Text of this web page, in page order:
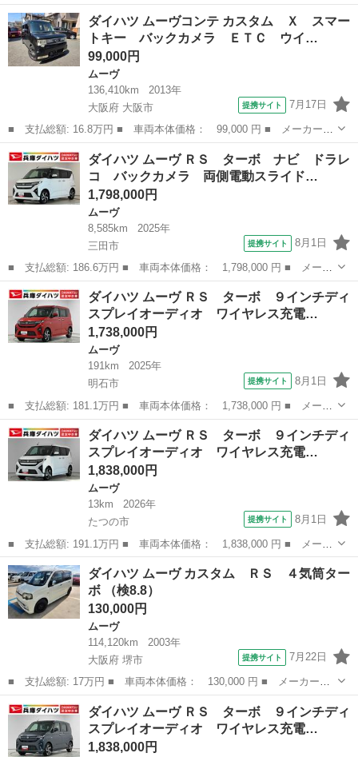
ー名： ダイハツ ■ 車種名： ムーヴ ■ グレード名： ＲＳ タ
ーボ クルコン 両側電動スライド コーナーセンサー 走行無制限
１年保証...
兵庫 たつの市
ダイハツ ムーヴコンテ カスタム Ｘ スマー
トキー バックカメラ ＥＴＣ ウイ…
99,000円
ムーヴ
136,410km
2013年
大阪府 大阪市
提携サイト 7月17日
■ 支払総額: 16.8万円 ■ 車両本体価格： 99,000 円 ■ メーカー
名： ダイハツ ■ 車種名： ムーヴコンテ ■ グレード名： カス
タム Ｘ スマートキー バックカメラ ＥＴＣ ウインカードアミ
ラー オートエ...
大阪 大阪市 ムーヴ
ダイハツ ムーヴ ＲＳ ターボ ナビ ドラレ
コ バックカメラ 両側電動スライド…
1,798,000円
ムーヴ
8,585km
2025年
三田市
提携サイト 8月1日
■ 支払総額: 186.6万円 ■ 車両本体価格： 1,798,000 円 ■ メーカ
ー名： ダイハツ ■ 車種名： ムーヴ ■ グレード名： ＲＳ タ
ーボ ナビ ドラレコ バックカメラ 両側電動スライド 走行無制
限１年保...
兵庫 三田市 ムーヴ
ダイハツ ムーヴ ＲＳ ターボ ９インチディ
スプレイオーディオ ワイヤレス充電…
1,738,000円
ムーヴ
191km
2025年
明石市
提携サイト 8月1日
■ 支払総額: 181.1万円 ■ 車両本体価格： 1,738,000 円 ■ メーカ
ー名： ダイハツ ■ 車種名： ムーヴ ■ グレード名： ＲＳ タ
ーボ ９インチディスプレイオーディオ ワイヤレス充電 １年保
証 ９イン...
兵庫 明石市 ムーヴ
ダイハツ ムーヴ ＲＳ ターボ ９インチディ
スプレイオーディオ ワイヤレス充電…
1,838,000円
ムーヴ
13km
2026年
たつの市
提携サイト 8月1日
■ 支払総額: 191.1万円 ■ 車両本体価格： 1,838,000 円 ■ メーカ
ー名： ダイハツ ■ 車種名： ムーヴ ■ グレード名： ＲＳ タ
ーボ ９インチディスプレイオーディオ ワイヤレス充電 １年保
証 ９イン...
兵庫 たつの市
ダイハツ ムーヴ カスタム ＲＳ ４気筒ター
ボ （検8.8）
130,000円
ムーヴ
114,120km
2003年
大阪府 堺市
提携サイト 7月22日
■ 支払総額: 17万円 ■ 車両本体価格： 130,000 円 ■ メーカー
名： ダイハツ ■ 車種名： ムーヴ ■ グレード名： カスタム
ＲＳ ４気筒ターボ ■ 排気量： 660cc ■ ドア枚数： 5D ■ ミッ
シ...
大阪 堺市 ムーヴ
ダイハツ ムーヴ ＲＳ ターボ ９インチディ
スプレイオーディオ ワイヤレス充電…
1,838,000円